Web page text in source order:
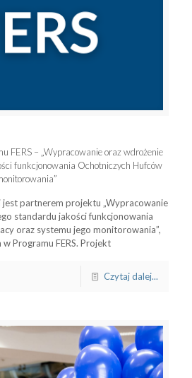
FERS – „Wypracowanie oraz wdrożenie
funkcjonowania Ochotniczych Hufców
partnerem projektu „Wypracowanie
standardu jakości funkcjonowania
oraz systemu jego monitorowania”,
Programu FERS. Projekt
Czytaj dalej...